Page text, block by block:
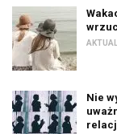
Nie